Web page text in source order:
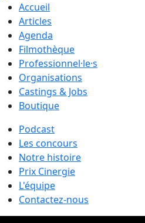
Accueil
Articles
Agenda
Filmothèque
Professionnel·le·s
Organisations
Castings & Jobs
Boutique
Podcast
Les concours
Notre histoire
Prix Cinergie
L'équipe
Contactez-nous